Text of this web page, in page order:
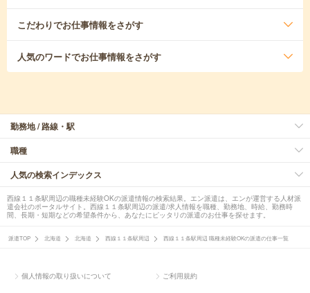
こだわりでお仕事情報をさがす
人気のワードでお仕事情報をさがす
勤務地 / 路線・駅
職種
人気の検索インデックス
西線１１条駅周辺の職種未経験OKの派遣情報の検索結果。エン派遣は、エンが運営する人材派
遣会社のポータルサイト。西線１１条駅周辺の派遣/求人情報を職種、勤務地、時給、勤務時
間、長期・短期などの希望条件から、あなたにピッタリの派遣のお仕事を探せます。
派遣TOP 北海道 北海道 西線１１条駅周辺 西線１１条駅周辺 職種未経験OKの派遣の仕事一覧
個人情報の取り扱いについて ご利用規約